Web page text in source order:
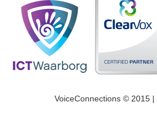
VoiceConnections © 2015 |